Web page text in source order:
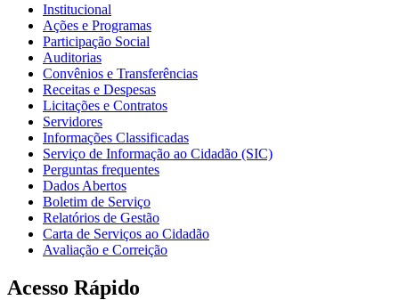
Institucional
Ações e Programas
Participação Social
Auditorias
Convênios e Transferências
Receitas e Despesas
Licitações e Contratos
Servidores
Informações Classificadas
Serviço de Informação ao Cidadão (SIC)
Perguntas frequentes
Dados Abertos
Boletim de Serviço
Relatórios de Gestão
Carta de Serviços ao Cidadão
Avaliação e Correição
Acesso Rápido